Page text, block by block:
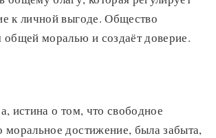
к личной выгоде. Общество
общей моралью и создаёт доверие.
истина о том, что свободное
достижение, была забыта,